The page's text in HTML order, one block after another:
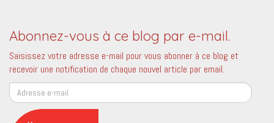
Abonnez-vous à ce blog par e-mail.
Saisissez votre adresse e-mail pour vous abonner à ce blog et
recevoir une notification de chaque nouvel article par email.
Adresse
e-
mail